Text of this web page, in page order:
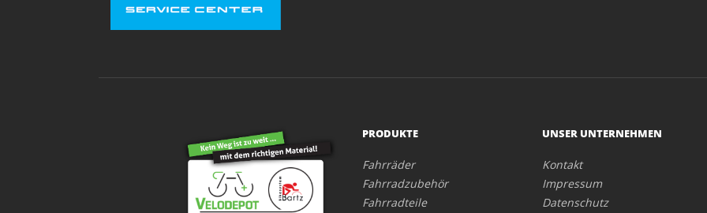
PRODUKTE
Fahrräder
Fahrradzubehör
Fahrradteile
UNSER UNTERNEHMEN
Kontakt
Impressum
Datenschutz